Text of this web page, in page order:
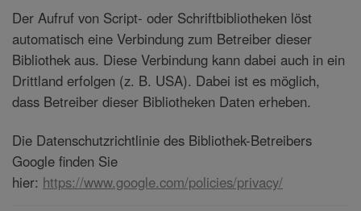
Der Aufruf von Script- oder Schriftbibliotheken löst
automatisch eine Verbindung zum Betreiber dieser
Bibliothek aus. Diese Verbindung kann dabei auch in ein
Drittland erfolgen (z. B. USA). Dabei ist es möglich,
dass Betreiber dieser Bibliotheken Daten erheben.
Die Datenschutzrichtlinie des Bibliothek-Betreibers
Google finden Sie
hier: https://www.google.com/policies/privacy/